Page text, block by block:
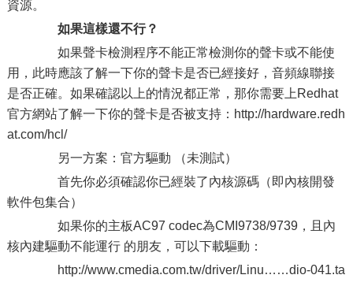
資源。
如果這樣還不行？
如果聲卡檢測程序不能正常檢測你的聲卡或不能使
用，此時應該了解一下你的聲卡是否已經接好，音頻線聯接
是否正確。如果確認以上的情況都正常，那你需要上Redhat
官方網站了解一下你的聲卡是否被支持：http://hardware.redh
at.com/hcl/
另一方案：官方驅動 （未測試）
首先你必須確認你已經裝了內核源碼（即內核開發
軟件包集合）
如果你的主板AC97 codec為CMI9738/9739，且內
核內建驅動不能運行 的朋友，可以下載驅動：
http://www.cmedia.com.tw/driver/Linu……dio-041.ta